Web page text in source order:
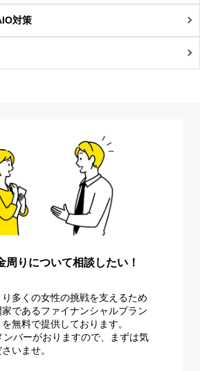
対策
周りについて相談したい！
多くの女性の挑戦を支えるため
であるファイナンシャルプラン
無料で提供しております。
ンバーがおりますので、まずは気
いませ。